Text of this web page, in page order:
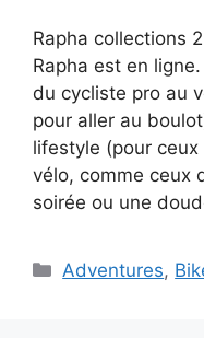
Rapha collections
Rapha est en
du cycliste pro au
pour aller au
lifestyle (pour ceux
vélo, comme ceux
soirée ou une
Catégories
Adventures,